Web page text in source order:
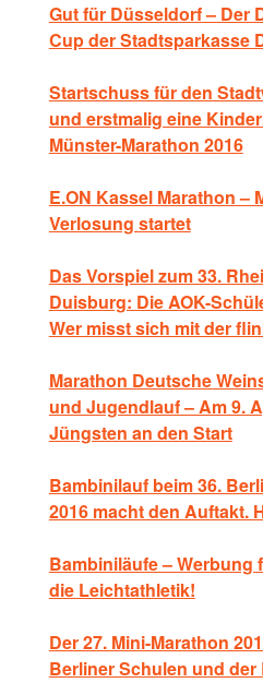
Gut für Düsseldorf – Der
Cup der Stadtsparkasse
Startschuss für den
und erstmalig eine
Münster-Marathon 2016
E.ON Kassel Marathon –
Verlosung startet
Das Vorspiel zum 33.
Duisburg: Die AOK-
Wer misst sich mit der
Marathon Deutsche
und Jugendlauf – Am 9.
Jüngsten an den Start
Bambinilauf beim 36.
2016 macht den Auftakt.
Bambiniläufe –
die Leichtathletik!
Der 27. Mini-Marathon
Berliner Schulen und